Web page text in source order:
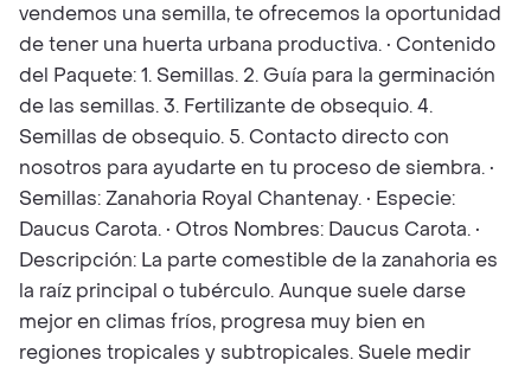
vendemos una semilla, te ofrecemos la oportunidad
de tener una huerta urbana productiva. • Contenido
del Paquete: 1. Semillas. 2. Guía para la germinación
de las semillas. 3. Fertilizante de obsequio. 4.
Semillas de obsequio. 5. Contacto directo con
nosotros para ayudarte en tu proceso de siembra. •
Semillas: Zanahoria Royal Chantenay. • Especie:
Daucus Carota. • Otros Nombres: Daucus Carota. •
Descripción: La parte comestible de la zanahoria es
la raíz principal o tubérculo. Aunque suele darse
mejor en climas fríos, progresa muy bien en
regiones tropicales y subtropicales. Suele medir